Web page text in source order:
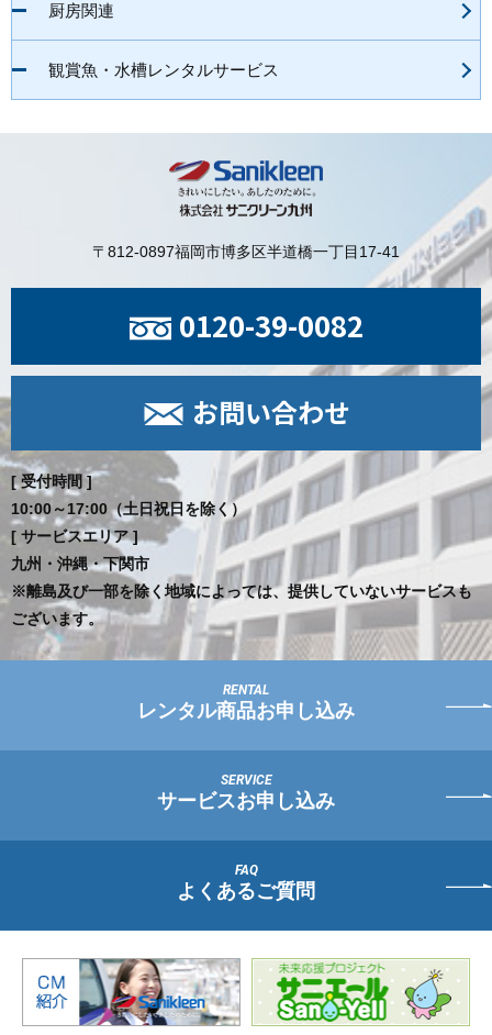
厨房関連
観賞魚・水槽レンタルサービス
〒812-0897福岡市博多区半道橋一丁目17-41
0120-39-0082
お問い合わせ
[ 受付時間 ]
10:00～17:00（土日祝日を除く）
[ サービスエリア ]
九州・沖縄・下関市
※離島及び一部を除く地域によっては、提供していないサービスも
ございます。
レンタル商品お申し込み
サービスお申し込み
よくあるご質問